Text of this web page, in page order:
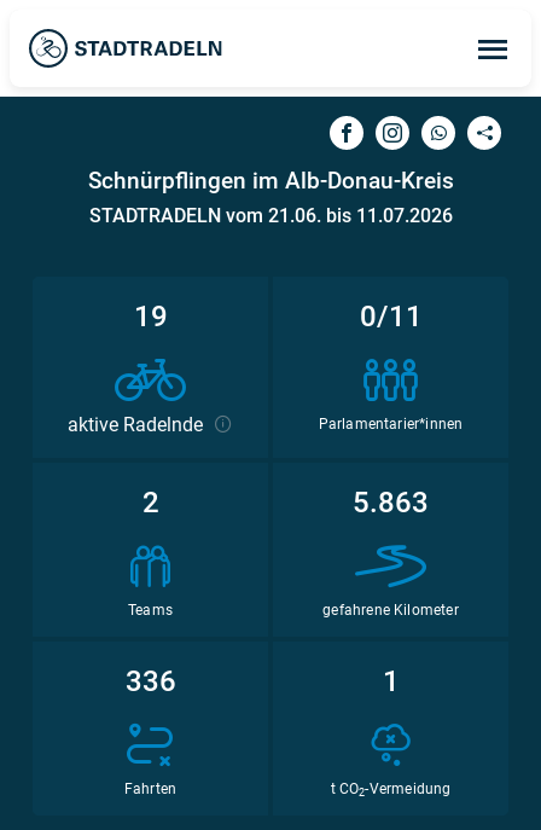
Schnürpflingen im Alb-Donau-Kreis
STADTRADELN vom 21.06. bis 11.07.2026
19
aktive Radelnde
0/11
Parlamentarier*innen
2
Teams
5.863
gefahrene Kilometer
336
Fahrten
1
t CO2-Vermeidung